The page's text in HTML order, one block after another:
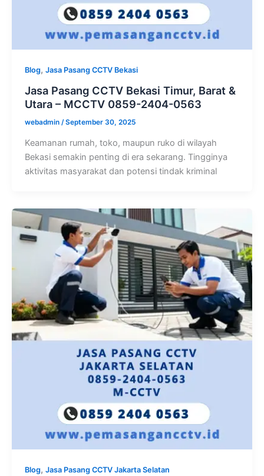
Blog, Jasa Pasang CCTV Bekasi
Jasa Pasang CCTV Bekasi Timur, Barat &
Utara – MCCTV 0859-2404-0563
webadmin /September 30, 2025
Keamanan rumah, toko, maupun ruko di wilayah
Bekasi semakin penting di era sekarang. Tingginya
aktivitas masyarakat dan potensi tindak kriminal
Blog, Jasa Pasang CCTV Jakarta Selatan